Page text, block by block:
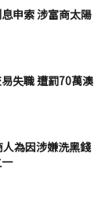
申索 涉富商太陽
失職 遭罰70萬澳
為因涉嫌洗黑錢